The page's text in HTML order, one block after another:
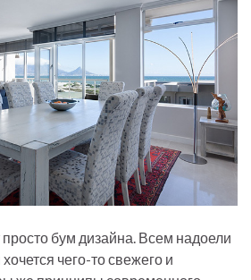
бум дизайна. Всем надоели
чего-то свежего и